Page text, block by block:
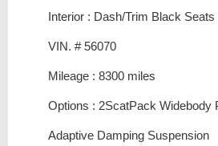
Interior : Dash/Trim Black
VIN. # 56070
Mileage : 8300 miles
Options : 2ScatPack Widebody
Adaptive Damping Suspension